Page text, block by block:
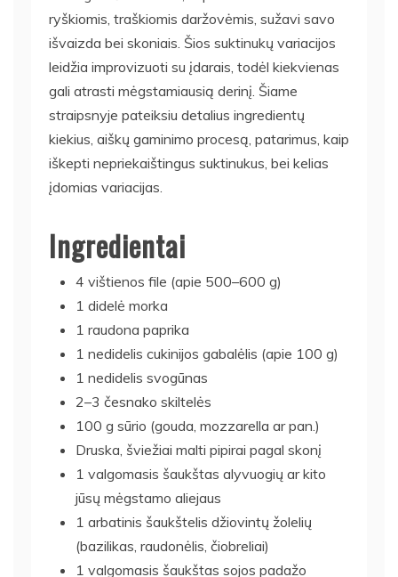
ryškiomis, traškiomis daržovėmis, sužavi savo
išvaizda bei skoniais. Šios suktinukų variacijos
leidžia improvizuoti su įdarais, todėl kiekvienas
gali atrasti mėgstamiausią derinį. Šiame
straipsnyje pateiksiu detalius ingredientų
kiekius, aiškų gaminimo procesą, patarimus, kaip
iškepti nepriekaištingus suktinukus, bei kelias
įdomias variacijas.
Ingredientai
4 vištienos file (apie 500–600 g)
1 didelė morka
1 raudona paprika
1 nedidelis cukinijos gabalėlis (apie 100 g)
1 nedidelis svogūnas
2–3 česnako skiltelės
100 g sūrio (gouda, mozzarella ar pan.)
Druska, šviežiai malti pipirai pagal skonį
1 valgomasis šaukštas alyvuogių ar kito
jūsų mėgstamo aliejaus
1 arbatinis šaukštelis džiovintų žolelių
(bazilikas, raudonėlis, čiobreliai)
1 valgomasis šaukštas sojos padažo